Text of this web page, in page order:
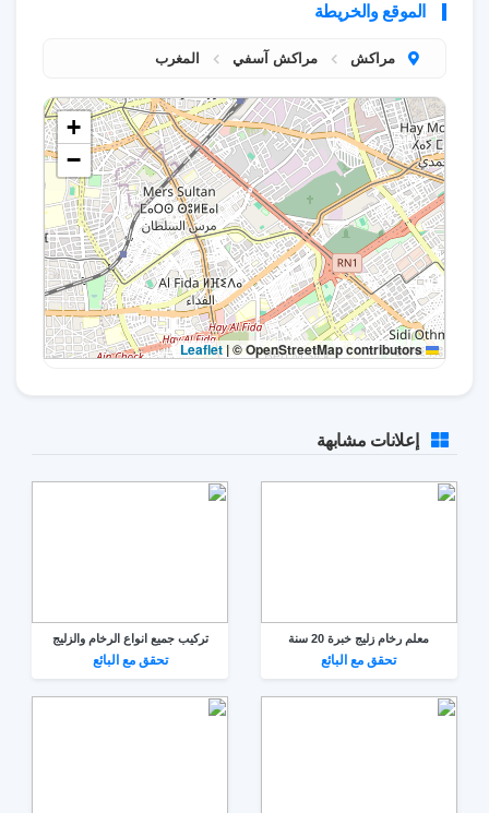
الموقع والخريطة
مراكش مراكش آسفي المغرب
+
−
Leaflet
|© OpenStreetMap contributors
إعلانات مشابهة
معلم رخام زليج خبرة 20 سنة
تحقق مع البائع
تركيب جميع انواع الرخام والزليج
تحقق مع البائع